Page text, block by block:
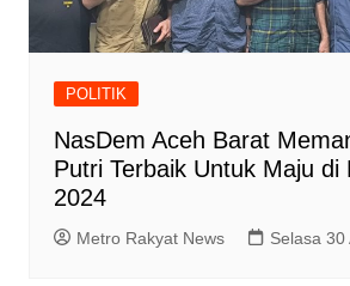
POLITIK
NasDem Aceh Barat
Putri Terbaik Untuk Maju di
2024
Metro Rakyat News Selasa 30